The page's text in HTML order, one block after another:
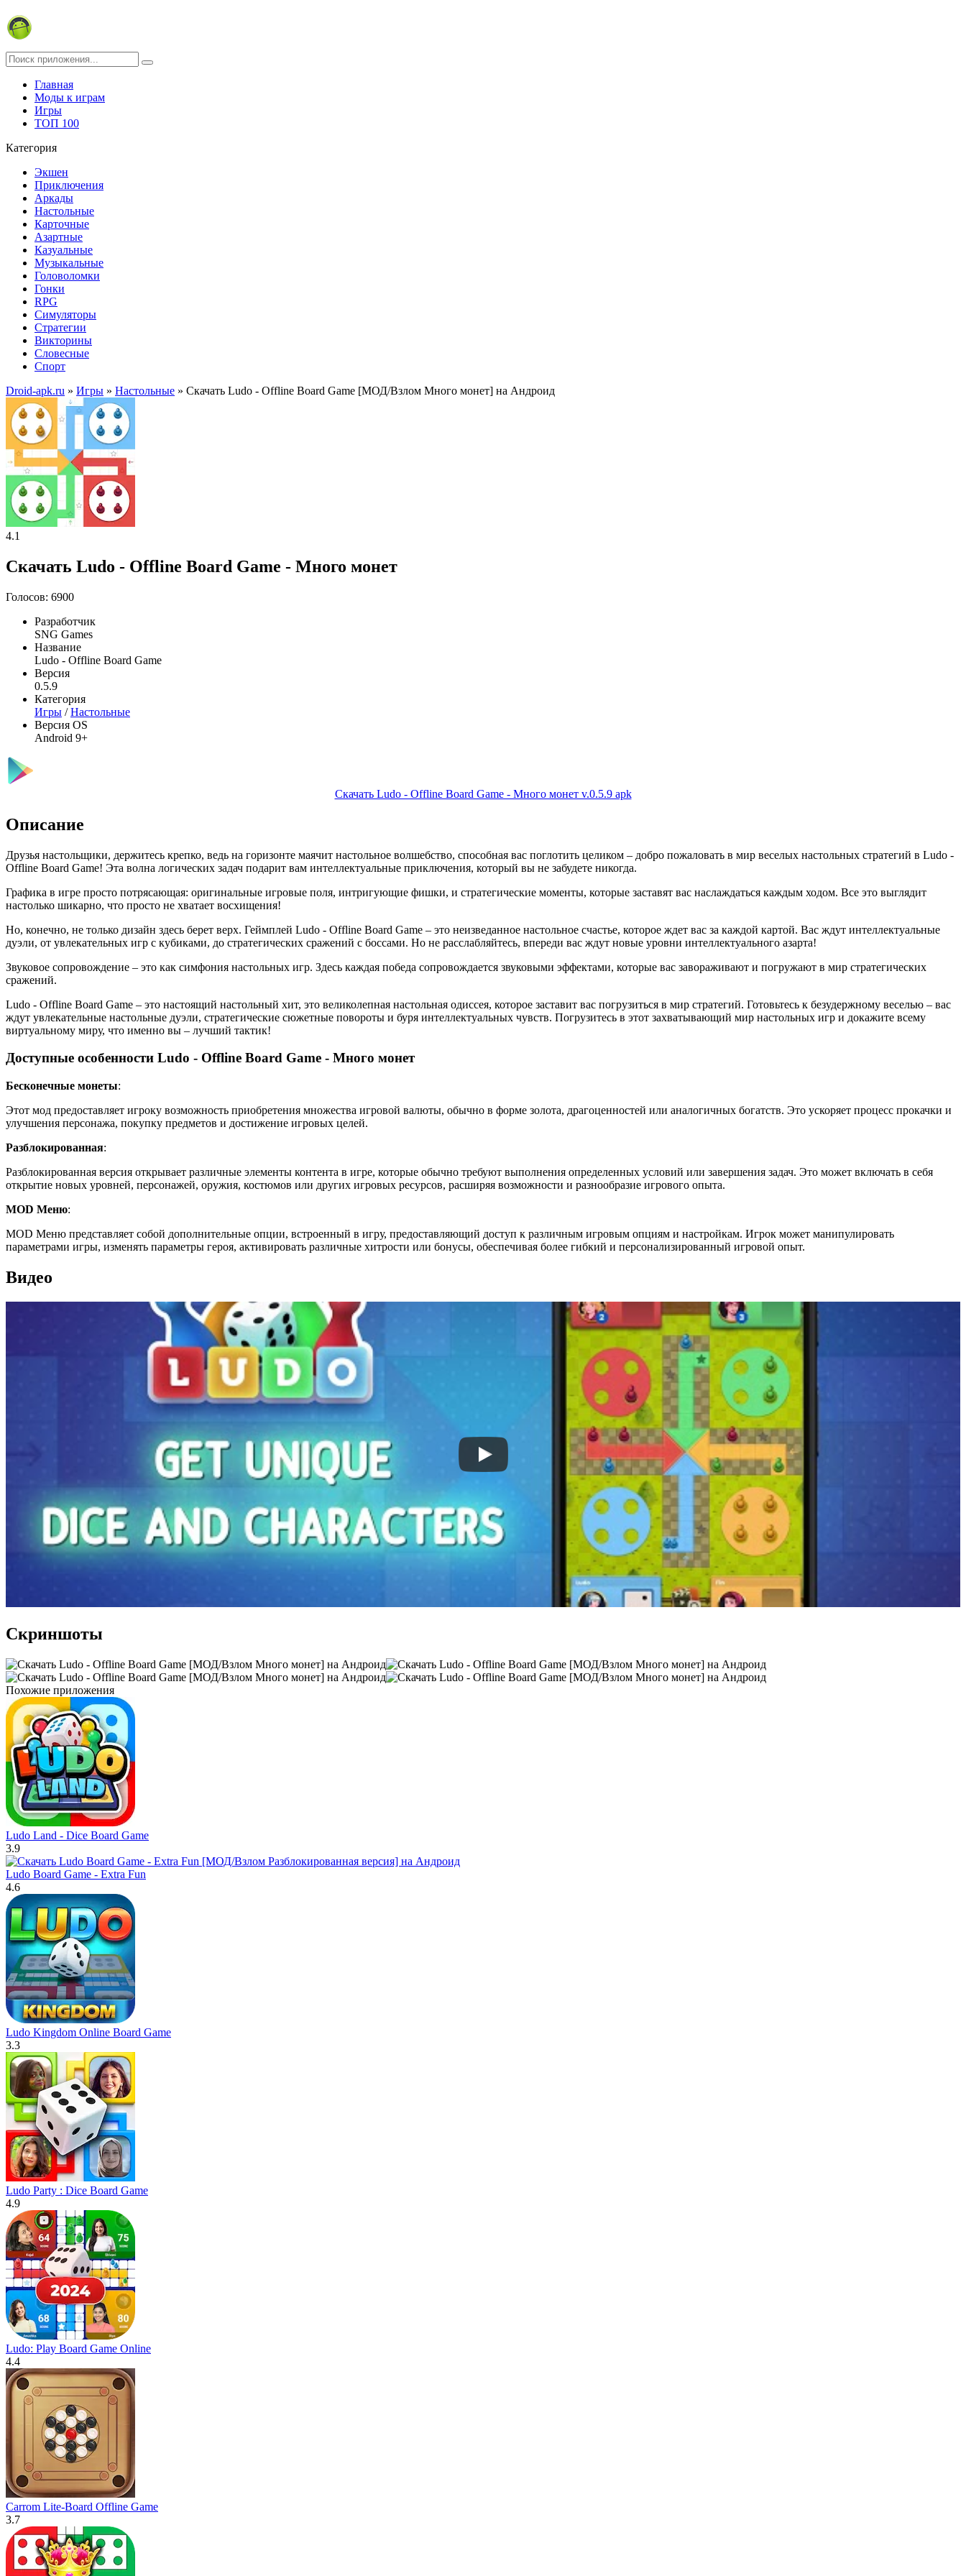
Главная
Моды к играм
Игры
ТОП 100
Категория
Экшен
Приключения
Аркады
Настольные
Карточные
Азартные
Казуальные
Музыкальные
Головоломки
Гонки
RPG
Симуляторы
Стратегии
Викторины
Словесные
Спорт
Droid-apk.ru » Игры » Настольные » Скачать Ludo - Offline Board Game [МОД/Взлом Много монет] на Андроид
4.1
Скачать Ludo - Offline Board Game - Много монет
Голосов: 6900
Разработчик
SNG Games
Название
Ludo - Offline Board Game
Версия
0.5.9
Категория
Игры /Настольные
Версия OS
Android 9+
Скачать Ludo - Offline Board Game - Много монет v.0.5.9 apk
Описание
Друзья настольщики, держитесь крепко, ведь на горизонте маячит настольное волшебство, способная вас поглотить целиком – добро пожаловать в мир веселых настольных стратегий в Ludo -
Offline Board Game! Эта волна логических задач подарит вам интеллектуальные приключения, который вы не забудете никогда.
Графика в игре просто потрясающая: оригинальные игровые поля, интригующие фишки, и стратегические моменты, которые заставят вас наслаждаться каждым ходом. Все это выглядит
настолько шикарно, что просто не хватает восхищения!
Но, конечно, не только дизайн здесь берет верх. Геймплей Ludo - Offline Board Game – это неизведанное настольное счастье, которое ждет вас за каждой картой. Вас ждут интеллектуальные
дуэли, от увлекательных игр с кубиками, до стратегических сражений с боссами. Но не расслабляйтесь, впереди вас ждут новые уровни интеллектуального азарта!
Звуковое сопровождение – это как симфония настольных игр. Здесь каждая победа сопровождается звуковыми эффектами, которые вас завораживают и погружают в мир стратегических
сражений.
Ludo - Offline Board Game – это настоящий настольный хит, это великолепная настольная одиссея, которое заставит вас погрузиться в мир стратегий. Готовьтесь к безудержному веселью – вас
ждут увлекательные настольные дуэли, стратегические сюжетные повороты и буря интеллектуальных чувств. Погрузитесь в этот захватывающий мир настольных игр и докажите всему
виртуальному миру, что именно вы – лучший тактик!
Доступные особенности Ludo - Offline Board Game - Много монет
Бесконечные монеты:
Этот мод предоставляет игроку возможность приобретения множества игровой валюты, обычно в форме золота, драгоценностей или аналогичных богатств. Это ускоряет процесс прокачки и
улучшения персонажа, покупку предметов и достижение игровых целей.
Разблокированная:
Разблокированная версия открывает различные элементы контента в игре, которые обычно требуют выполнения определенных условий или завершения задач. Это может включать в себя
открытие новых уровней, персонажей, оружия, костюмов или других игровых ресурсов, расширяя возможности и разнообразие игрового опыта.
MOD Меню:
MOD Меню представляет собой дополнительные опции, встроенный в игру, предоставляющий доступ к различным игровым опциям и настройкам. Игрок может манипулировать
параметрами игры, изменять параметры героя, активировать различные хитрости или бонусы, обеспечивая более гибкий и персонализированный игровой опыт.
Видео
Скриншоты
Похожие приложения
Ludo Land - Dice Board Game
3.9
Ludo Board Game - Extra Fun
4.6
Ludo Kingdom Online Board Game
3.3
Ludo Party : Dice Board Game
4.9
Ludo: Play Board Game Online
4.4
Carrom Lite-Board Offline Game
3.7